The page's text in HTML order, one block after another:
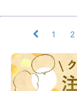
1 2